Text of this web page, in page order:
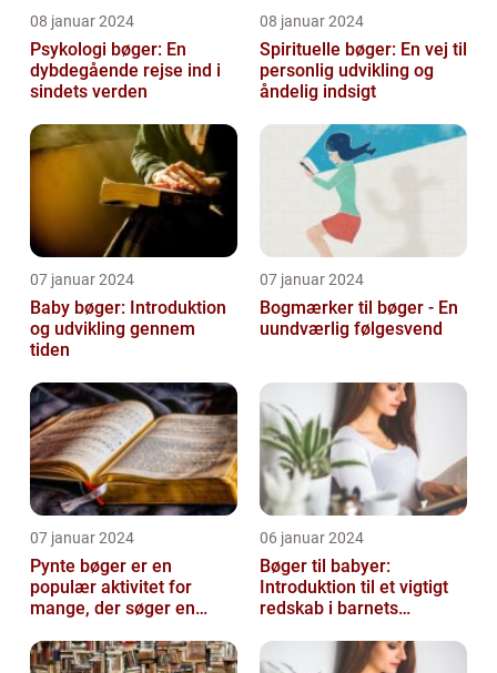
08 januar 2024
Psykologi bøger: En
dybdegående rejse ind i
sindets verden
08 januar 2024
Spirituelle bøger: En vej til
personlig udvikling og
åndelig indsigt
07 januar 2024
Baby bøger: Introduktion
og udvikling gennem
tiden
07 januar 2024
Bogmærker til bøger - En
uundværlig følgesvend
07 januar 2024
Pynte bøger er en
populær aktivitet for
mange, der søger en
06 januar 2024
Bøger til babyer:
Introduktion til et vigtigt
redskab i barnets